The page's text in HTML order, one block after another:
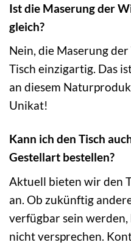
Ist die Maserung der
gleich?
Nein, die Maserung
Tisch einzigartig. Das
an diesem
Unikat!
Kann ich den Tisch
Gestellart bestellen?
Aktuell bieten wir den
an. Ob zukünftig
verfügbar sein
nicht versprechen.